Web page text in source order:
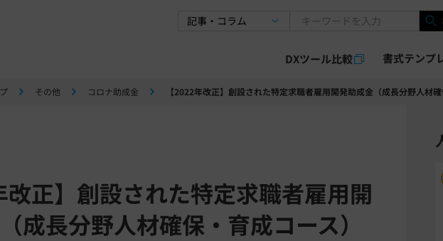
DXツール比較 書式テンプ
その他 コロナ助成金 【2022年改正】創設された特定求職者雇用開発助成金（成長分野人材確
改正】創設された特定求職者雇用開
成長分野人材確保・育成コース）